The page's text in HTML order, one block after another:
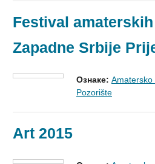
Festival
Zapadne Srbije
Ознаке: Amatersko
Pozorište
Art 2015